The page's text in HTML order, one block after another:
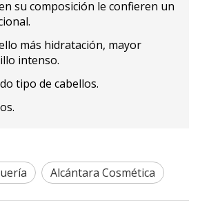
su composición le confieren un
más hidratación, mayor
intenso.
tipo de cabellos.
Alcántara Cosmética